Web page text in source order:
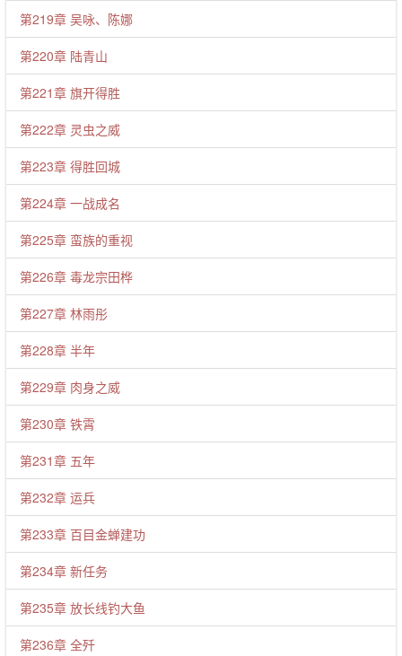
第219章 吴咏、陈娜
第220章 陆青山
第221章 旗开得胜
第222章 灵虫之威
第223章 得胜回城
第224章 一战成名
第225章 蛮族的重视
第226章 毒龙宗田桦
第227章 林雨彤
第228章 半年
第229章 肉身之威
第230章 铁霄
第231章 五年
第232章 运兵
第233章 百目金蝉建功
第234章 新任务
第235章 放长线钓大鱼
第236章 全歼